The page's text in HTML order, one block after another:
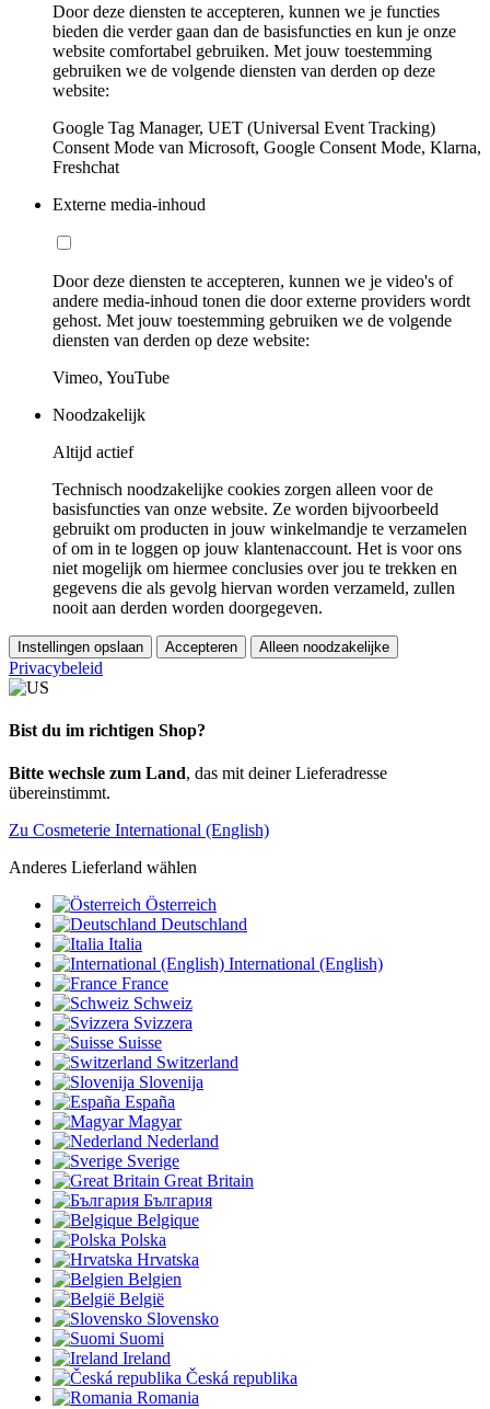
Door deze diensten te accepteren, kunnen we je functies
bieden die verder gaan dan de basisfuncties en kun je onze
website comfortabel gebruiken. Met jouw toestemming
gebruiken we de volgende diensten van derden op deze
website:
Google Tag Manager, UET (Universal Event Tracking)
Consent Mode van Microsoft, Google Consent Mode, Klarna,
Freshchat
Externe media-inhoud
Door deze diensten te accepteren, kunnen we je video's of
andere media-inhoud tonen die door externe providers wordt
gehost. Met jouw toestemming gebruiken we de volgende
diensten van derden op deze website:
Vimeo, YouTube
Noodzakelijk
Altijd actief
Technisch noodzakelijke cookies zorgen alleen voor de
basisfuncties van onze website. Ze worden bijvoorbeeld
gebruikt om producten in jouw winkelmandje te verzamelen
of om in te loggen op jouw klantenaccount. Het is voor ons
niet mogelijk om hiermee conclusies over jou te trekken en
gegevens die als gevolg hiervan worden verzameld, zullen
nooit aan derden worden doorgegeven.
Instellingen opslaan Accepteren Alleen noodzakelijke
Privacybeleid
Bist du im richtigen Shop?
Bitte wechsle zum Land, das mit deiner Lieferadresse
übereinstimmt.
Zu Cosmeterie International (English)
Anderes Lieferland wählen
Österreich
Deutschland
Italia
International (English)
France
Schweiz
Svizzera
Suisse
Switzerland
Slovenija
España
Magyar
Nederland
Sverige
Great Britain
България
Belgique
Polska
Hrvatska
Belgien
België
Slovensko
Suomi
Ireland
Česká republika
Romania